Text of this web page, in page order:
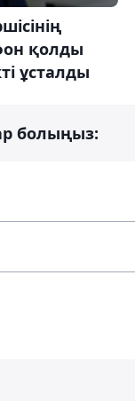
қолды
ұсталды
болыңыз: